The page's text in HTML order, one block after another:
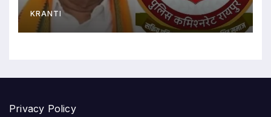
KRANTI
Privacy Policy